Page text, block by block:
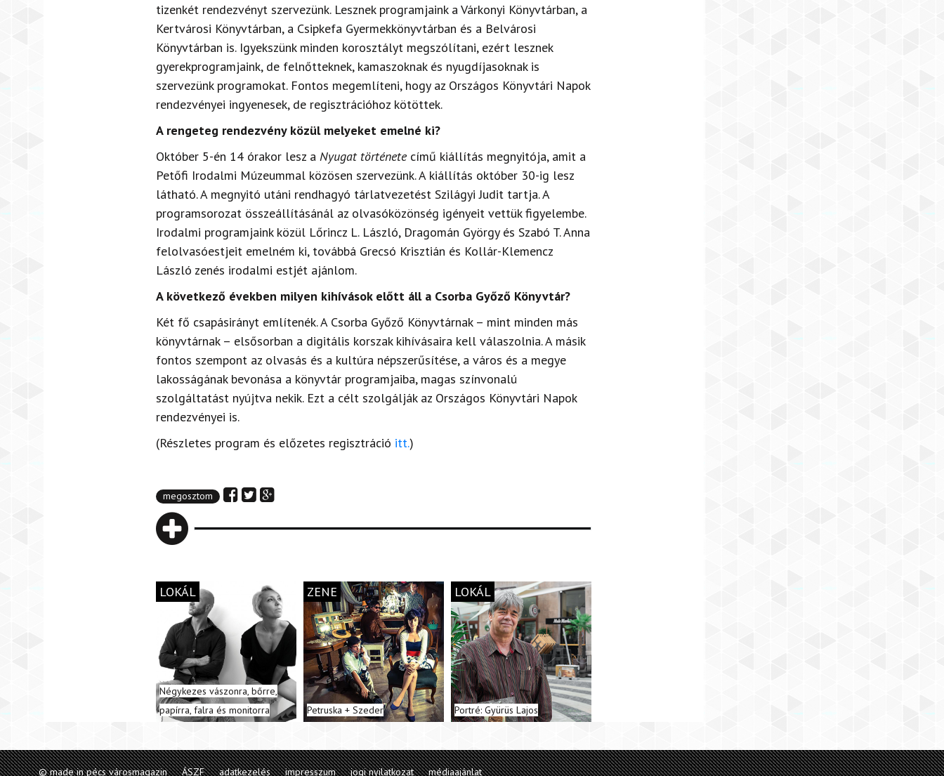
tizenkét rendezvényt szervezünk. Lesznek programjaink a Várkonyi Könyvtárban, a
Kertvárosi Könyvtárban, a Csipkefa Gyermekkönyvtárban és a Belvárosi
Könyvtárban is. Igyekszünk minden korosztályt megszólítani, ezért lesznek
gyerekprogramjaink, de felnőtteknek, kamaszoknak és nyugdíjasoknak is
szervezünk programokat. Fontos megemlíteni, hogy az Országos Könyvtári Napok
rendezvényei ingyenesek, de regisztrációhoz kötöttek.
A rengeteg rendezvény közül melyeket emelné ki?
Október 5-én 14 órakor lesz a Nyugat történetecímű kiállítás megnyitója, amit a
Petőfi Irodalmi Múzeummal közösen szervezünk. A kiállítás október 30-ig lesz
látható. A megnyitó utáni rendhagyó tárlatvezetést Szilágyi Judit tartja. A
programsorozat összeállításánál az olvasóközönség igényeit vettük figyelembe.
Irodalmi programjaink közül Lőrincz L. László, Dragomán György és Szabó T. Anna
felolvasóestjeit emelném ki, továbbá Grecsó Krisztián és Kollár-Klemencz
László zenés irodalmi estjét ajánlom.
A következő években milyen kihívások előtt áll a Csorba Győző Könyvtár?
Két fő csapásirányt említenék. A Csorba Győző Könyvtárnak – mint minden más
könyvtárnak – elsősorban a digitális korszak kihívásaira kell válaszolnia. A másik
fontos szempont az olvasás és a kultúra népszerűsítése, a város és a megye
lakosságának bevonása a könyvtár programjaiba, magas színvonalú
szolgáltatást nyújtva nekik. Ezt a célt szolgálják az Országos Könyvtári Napok
rendezvényei is.
(Részletes program és előzetes regisztráció itt.)
megosztom
LOKÁL
Négykezes vászonra, bőrre,
papírra, falra és monitorra
ZENE
Petruska + Szeder
LOKÁL
Portré: Gyürüs Lajos
© made in pécs városmagazin ÁSZF adatkezelés impresszum jogi nyilatkozat médiaajánlat